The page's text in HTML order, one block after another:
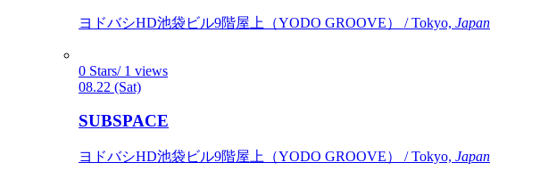
ヨドバシHD池袋ビル9階屋上（YODO GROOVE） / Tokyo, Japan
0 Stars/ 1 views
08.22 (Sat)
SUBSPACE
ヨドバシHD池袋ビル9階屋上（YODO GROOVE） / Tokyo, Japan